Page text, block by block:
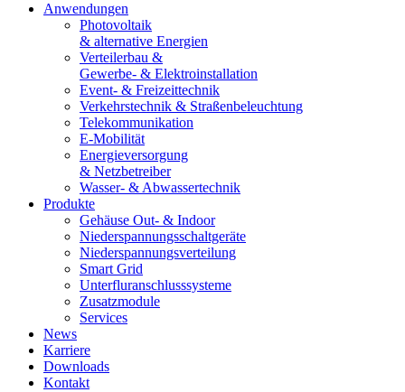
Anwendungen
Photovoltaik
& alternative Energien
Verteilerbau &
Gewerbe- & Elektroinstallation
Event- & Freizeittechnik
Verkehrstechnik & Straßenbeleuchtung
Telekommunikation
E-Mobilität
Energieversorgung
& Netzbetreiber
Wasser- & Abwassertechnik
Produkte
Gehäuse Out- & Indoor
Niederspannungsschaltgeräte
Niederspannungsverteilung
Smart Grid
Unterfluranschlusssysteme
Zusatzmodule
Services
News
Karriere
Downloads
Kontakt